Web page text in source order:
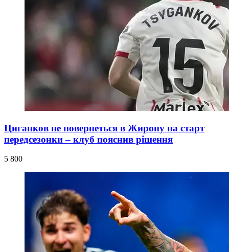
Циганков не повернеться в Жирону на старт
передсезонки – клуб пояснив рішення
5 800